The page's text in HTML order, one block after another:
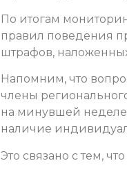
По итогам
правил поведения
штрафов,
Напомним, что
члены
на минувшей неделе.
наличие
Это связано с тем,